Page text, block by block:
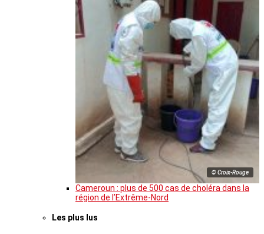
© Croix-Rouge
Cameroun : plus de 500 cas de choléra dans la
région de l’Extrême-Nord
Les plus lus